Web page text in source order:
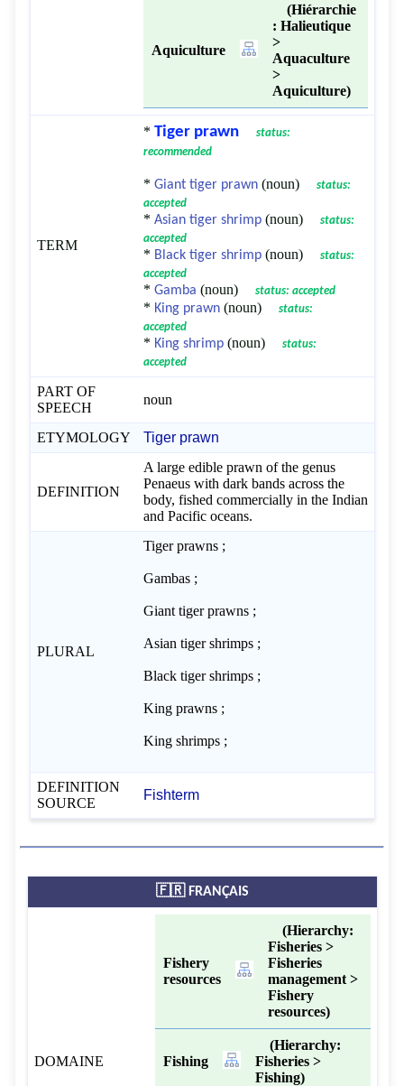
Aquiculture
(Hiérarchie
: Halieutique
>
Aquaculture
>
Aquiculture)
TERM
* Tiger prawn
status:
recommended
* Giant tiger prawn(noun)
status:
accepted
* Asian tiger shrimp(noun)
status:
accepted
* Black tiger shrimp(noun)
status:
accepted
* Gamba (noun) status: accepted
* King prawn(noun)
status:
accepted
* King shrimp(noun)
status:
accepted
PART OF
SPEECH
noun
ETYMOLOGY Tiger prawn
DEFINITION
A large edible prawn of the genus
Penaeus with dark bands across the
body, fished commercially in the Indian
and Pacific oceans.
PLURAL
Tiger prawns ;
Gambas ;
Giant tiger prawns ;
Asian tiger shrimps ;
Black tiger shrimps ;
King prawns ;
King shrimps ;
DEFINITION
SOURCE
Fishterm
🇫🇷 FRANÇAIS
DOMAINE
Fishery
resources
(Hierarchy:
Fisheries >
Fisheries
management >
Fishery
resources)
Fishing
(Hierarchy:
Fisheries >
Fishing)